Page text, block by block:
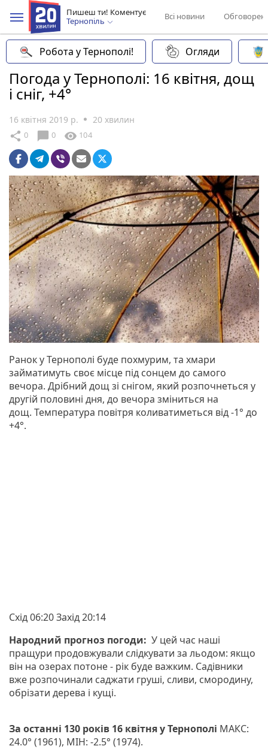
Пишеш ти! Коментує
Тернопіль
Всі новини
Робота у Тернополі! Огляди
Погода у Тернополі: 16 квітня, дощ
і сніг, +4°
16 квітня 2019 р. 20 хвилин
share 0 chat_bubble 0 visibility 104
Ранок у Тернополі буде похмурим, та хмари
займатимуть своє місце під сонцем до самого
вечора. Дрібний дощ зі снігом, який розпочнеться у
другій половині дня, до вечора зміниться на
дощ. Температура повітря коливатиметься від -1° до
+4°.
Схід 06:20 Захід 20:14
Народний прогноз погоди: У цей час наші
пращури продовжували слідкувати за льодом: якщо
він на озерах потоне - рік буде важким. Садівники
вже розпочинали саджати груші, сливи, смородину,
обрізати дерева і кущі.
За останні 130 років 16 квітня у Тернополі МАКС:
24.0° (1961), МІН: -2.5° (1974).